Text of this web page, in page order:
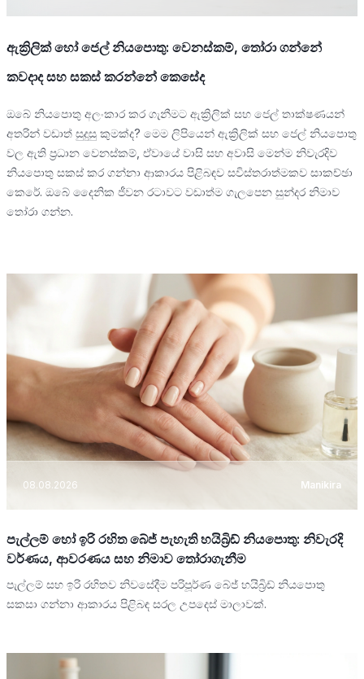
ඇක්‍රිලික් හෝ ජෙල් නියපොතු: වෙනස්කම්, තෝරා ගන්නේ
කවදාද සහ සකස් කරන්නේ කෙසේද
ඔබේ නියපොතු අලංකාර කර ගැනීමට ඇක්‍රිලික් සහ ජෙල් තාක්ෂණයන්
අතරින් වඩාත් සුදුසු කුමක්ද? මෙම ලිපියෙන් ඇක්‍රිලික් සහ ජෙල් නියපොතු
වල ඇති ප්‍රධාන වෙනස්කම්, ඒවායේ වාසි සහ අවාසි මෙන්ම නිවැරදිව
නියපොතු සකස් කර ගන්නා ආකාරය පිළිබඳව සවිස්තරාත්මකව සාකච්ඡා
කෙරේ. ඔබේ දෛනික ජීවන රටාවට වඩාත්ම ගැලපෙන සුන්දර නිමාව
තෝරා ගන්න.
08.08.2026 Manikira
පැල්ලම් හෝ ඉරි රහිත බේජ් පැහැති හයිබ්‍රිඩ් නියපොතු: නිවැරදි
වර්ණය, ආවරණය සහ නිමාව තෝරාගැනීම
පැල්ලම් සහ ඉරි රහිතව නිවසේදීම පරිපූර්ණ බේජ් හයිබ්‍රිඩ් නියපොතු
සකසා ගන්නා ආකාරය පිළිබඳ සරල උපදෙස් මාලාවක්.